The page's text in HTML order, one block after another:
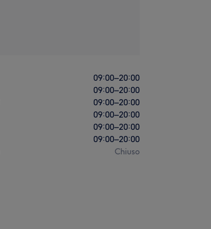
09:00–20:00
09:00–20:00
09:00–20:00
09:00–20:00
09:00–20:00
09:00–20:00
Chiuso